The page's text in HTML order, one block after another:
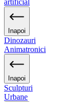
artificial
Inapoi
Dinozauri
Animatronici
Inapoi
Sculpturi
Urbane